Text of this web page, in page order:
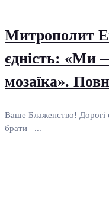
Митрополит
єдність: «Ми
мозаїка».
Ваше Блаженство! Дорогі
брати –...